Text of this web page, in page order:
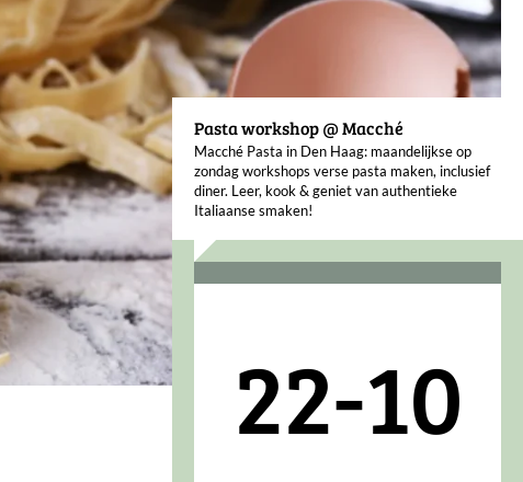
Pasta workshop @ Macché
Macché Pasta in Den Haag: maandelijkse op
zondag workshops verse pasta maken, inclusief
diner. Leer, kook & geniet van authentieke
Italiaanse smaken!
22-10